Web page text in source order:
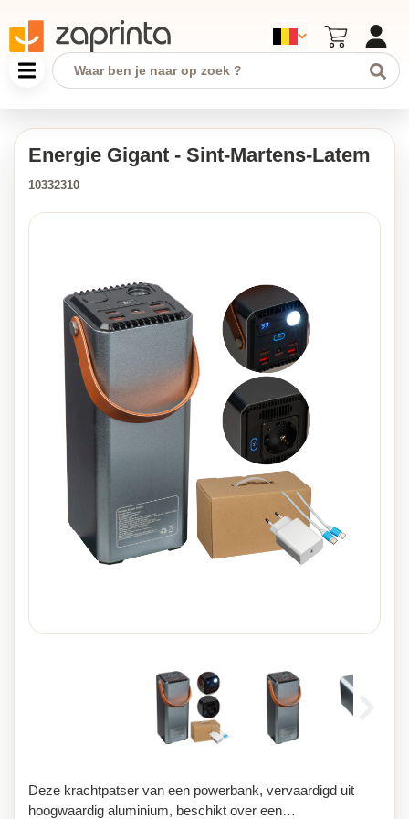
Energie Gigant - Sint-Martens-Latem
10332310
Deze krachtpatser van een powerbank, vervaardigd uit
hoogwaardig aluminium, beschikt over een